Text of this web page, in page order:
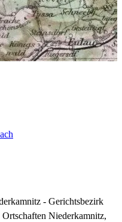
- Gerichtsbezirk
Niederkamnitz,